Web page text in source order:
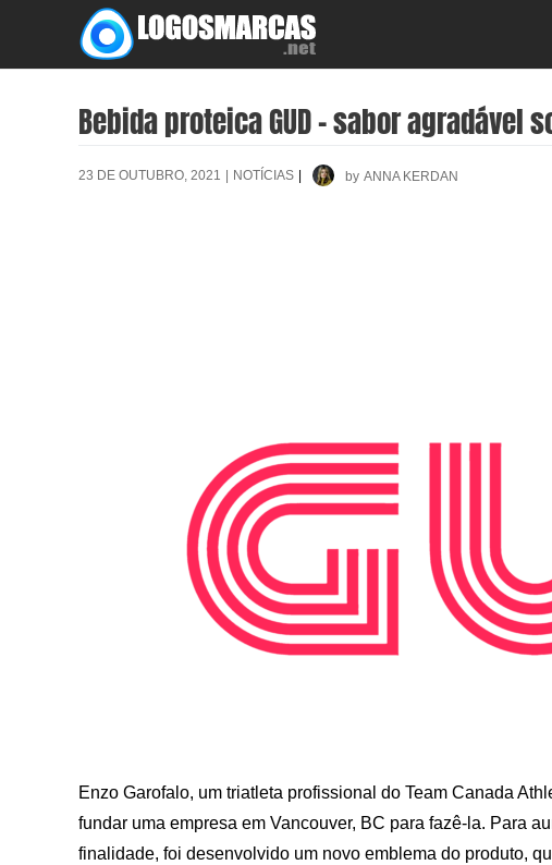
content
Bebida proteica GUD – sabor agradável
23 DE OUTUBRO, 2021 | NOTÍCIAS | by ANNA KERDAN
Enzo Garofalo, um triatleta profissional do Team Canada
fundar uma empresa em Vancouver, BC para fazê-la. Para
finalidade, foi desenvolvido um novo emblema do produto,